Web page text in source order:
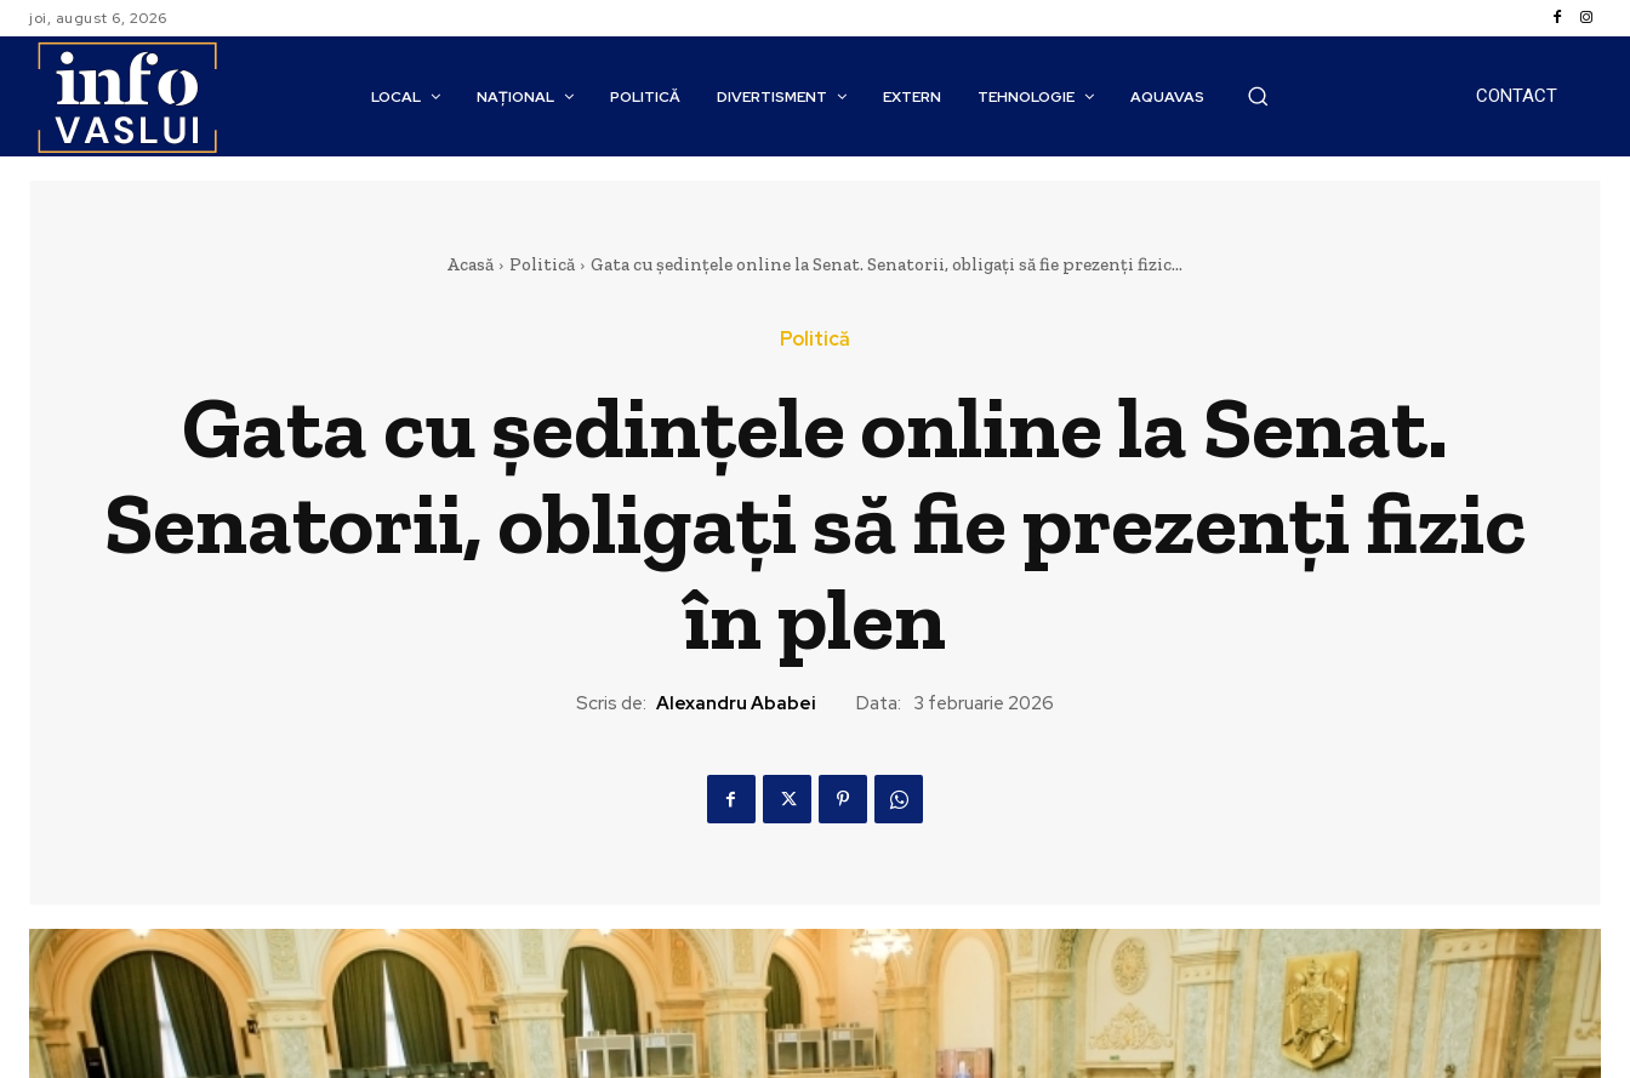
joi, august 6, 2026
LOCAL NAȚIONAL POLITICĂ DIVERTISMENT EXTERN TEHNOLOGIE AQUAVAS CONTACT
Acasă Politică Gata cu ședințele online la Senat. Senatorii, obligați să fie prezenți fizic...
Politică
Gata cu ședințele online la Senat.
Senatorii, obligați să fie prezenți fizic
în plen
Scris de: Alexandru Ababei Data: 3 februarie 2026